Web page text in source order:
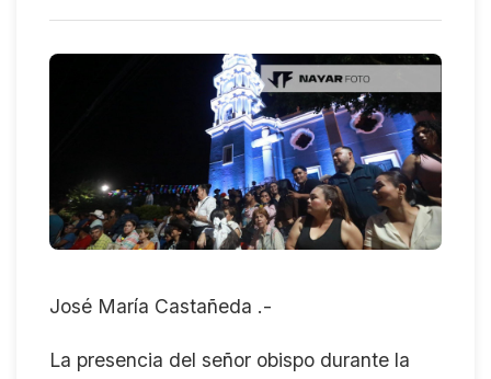
José María Castañeda .-
La presencia del señor obispo durante la